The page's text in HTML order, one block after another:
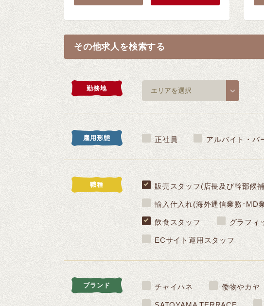
その他求人を検索する
勤務地
雇用形態 正社員 アルバイト・パ
職種 販売スタッフ(店長及び幹部候
輸入仕入れ(海外通信業務･MD
飲食スタッフ グラフィ
ECサイト運用スタッフ
ブランド チャイハネ 倭物やカヤ